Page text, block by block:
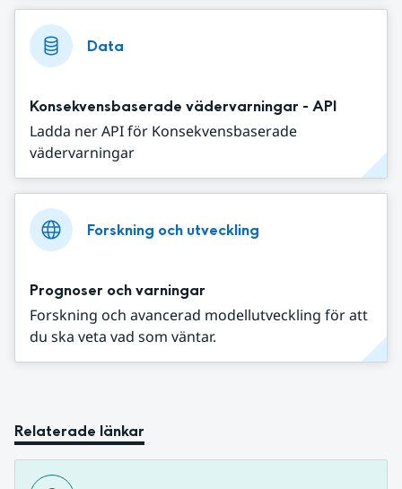
Data
Konsekvensbaserade vädervarningar - API
Ladda ner API för Konsekvensbaserade
vädervarningar
Forskning och utveckling
Prognoser och varningar
Forskning och avancerad modellutveckling för att
du ska veta vad som väntar.
Relaterade länkar